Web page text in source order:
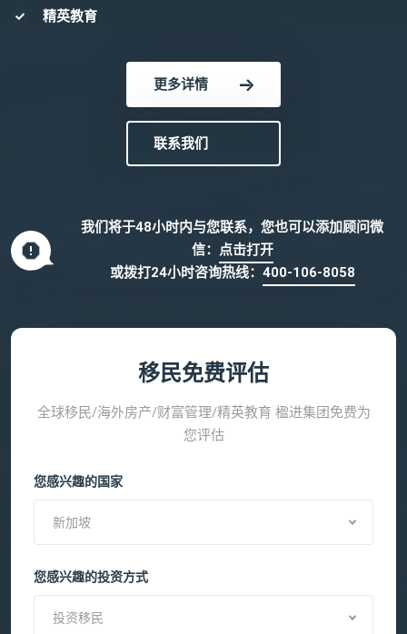
精英教育
更多详情
联系我们
我们将于48小时内与您联系，您也可以添加顾问微
信： 点击打开
或拨打24小时咨询热线： 400-106-8058
移民免费评估
全球移民/海外房产/财富管理/精英教育 楹进集团免费为
您评估
您感兴趣的国家
新加坡
您感兴趣的投资方式
投资移民